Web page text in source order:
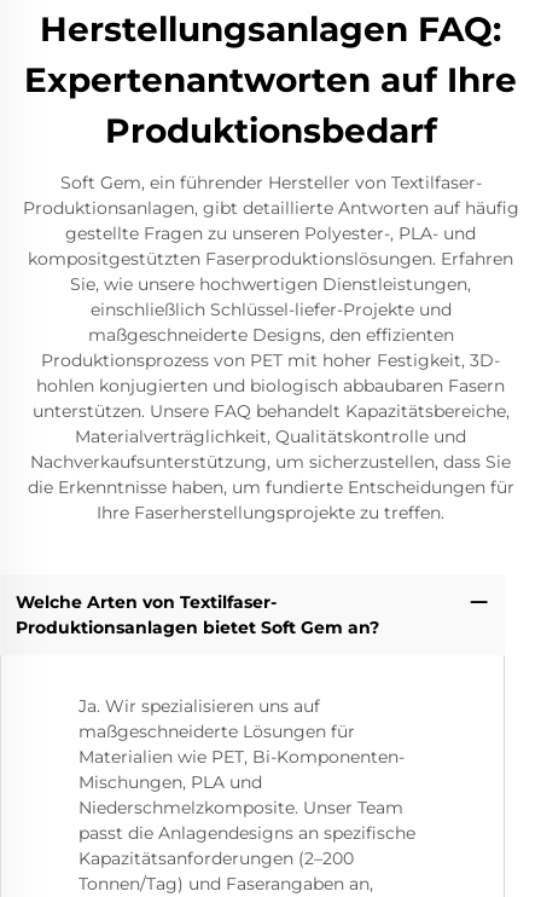
Herstellungsanlagen FAQ:
Expertenantworten auf Ihre
Produktionsbedarf
Soft Gem, ein führender Hersteller von Textilfaser-
Produktionsanlagen, gibt detaillierte Antworten auf häufig
gestellte Fragen zu unseren Polyester-, PLA- und
kompositgestützten Faserproduktionslösungen. Erfahren
Sie, wie unsere hochwertigen Dienstleistungen,
einschließlich Schlüssel-liefer-Projekte und
maßgeschneiderte Designs, den effizienten
Produktionsprozess von PET mit hoher Festigkeit, 3D-
hohlen konjugierten und biologisch abbaubaren Fasern
unterstützen. Unsere FAQ behandelt Kapazitätsbereiche,
Materialverträglichkeit, Qualitätskontrolle und
Nachverkaufsunterstützung, um sicherzustellen, dass Sie
die Erkenntnisse haben, um fundierte Entscheidungen für
Ihre Faserherstellungsprojekte zu treffen.
Welche Arten von Textilfaser-
Produktionsanlagen bietet Soft Gem an?
Ja. Wir spezialisieren uns auf
maßgeschneiderte Lösungen für
Materialien wie PET, Bi-Komponenten-
Mischungen, PLA und
Niederschmelzkomposite. Unser Team
passt die Anlagendesigns an spezifische
Kapazitätsanforderungen (2–200
Tonnen/Tag) und Faserangaben an,